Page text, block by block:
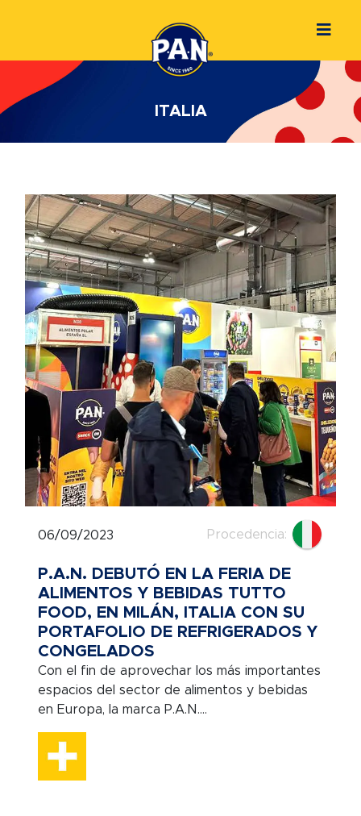
ITALIA
06/09/2023 Procedencia:
P.A.N. DEBUTÓ EN LA FERIA DE
ALIMENTOS Y BEBIDAS TUTTO
FOOD, EN MILÁN, ITALIA CON SU
PORTAFOLIO DE REFRIGERADOS Y
CONGELADOS
Con el fin de aprovechar los más importantes
espacios del sector de alimentos y bebidas
en Europa, la marca P.A.N....